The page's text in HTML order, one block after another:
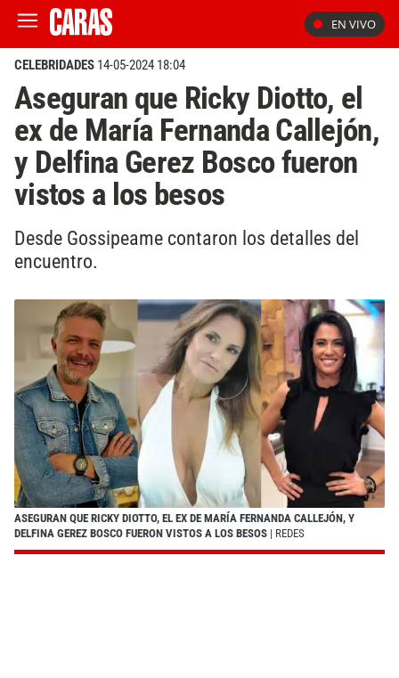
EN VIVO
CELEBRIDADES 14-05-2024 18:04
Aseguran que Ricky Diotto, el
ex de María Fernanda Callejón,
y Delfina Gerez Bosco fueron
vistos a los besos
Desde Gossipeame contaron los detalles del
encuentro.
ASEGURAN QUE RICKY DIOTTO, EL EX DE MARÍA FERNANDA CALLEJÓN, Y
DELFINA GEREZ BOSCO FUERON VISTOS A LOS BESOS | REDES